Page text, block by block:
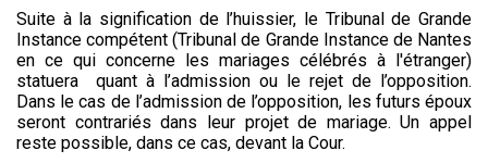
Suite à la signification de l’huissier, le Tribunal de Grande
Instance compétent (Tribunal de Grande Instance de Nantes
en ce qui concerne les mariages célébrés à l'étranger)
statuera quant à l’admission ou le rejet de l’opposition.
Dans le cas de l’admission de l’opposition, les futurs époux
seront contrariés dans leur projet de mariage. Un appel
reste possible, dans ce cas, devant la Cour.